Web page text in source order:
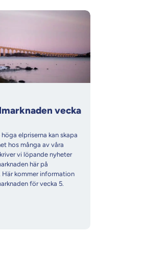
vecka
elpriserna kan skapa
hos många av våra
vi löpande nyheter
här på
Här kommer information
för vecka 5.